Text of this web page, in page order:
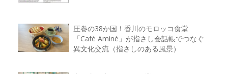
圧巻の38か国！香川のモロッコ食堂
「Café Aminé」が指さし会話帳でつなぐ
異文化交流（指さしのある風景）